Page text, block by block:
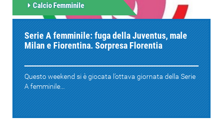
Calcio Femminile
Serie A femminile: fuga della Juventus, male
Milan e Fiorentina. Sorpresa Florentia
Questo weekend si è giocata l’ottava giornata della Serie
A femminile...